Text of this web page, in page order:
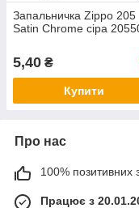
Запальничка Zippo 205
Satin Chrome сіра
5,40 ₴
Купити
Про нас
100% позитивних з
Працює з